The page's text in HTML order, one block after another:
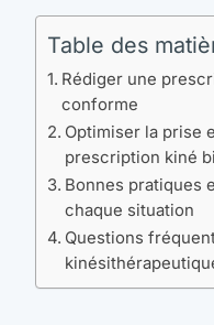
Table des
Rédiger une
conforme
Optimiser la prise
prescription kiné
Bonnes pratiques
chaque situation
Questions